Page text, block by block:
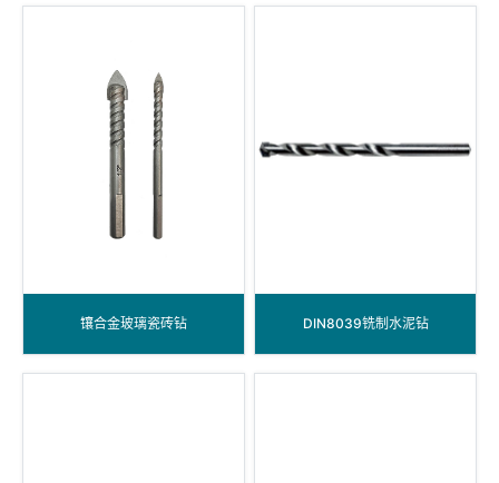
镶合金玻璃瓷砖钻 DIN8039铣制水泥钻